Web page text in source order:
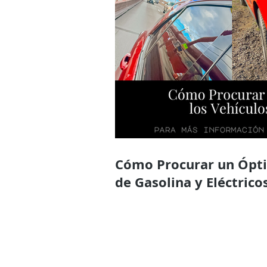
Cómo Procurar un Óptimo Mantenimiento en los Vehículos
de Gasolina y